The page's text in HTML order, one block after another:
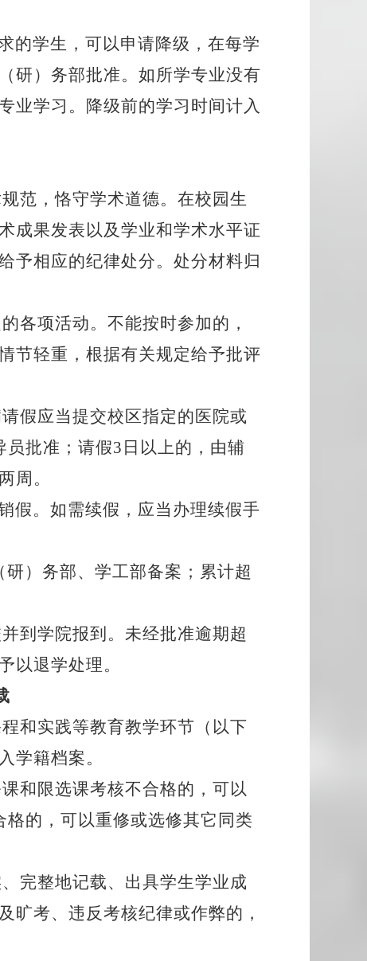
的学生，可以申请降级，在每学
研）务部批准。如所学专业没有
业学习。降级前的学习时间计入
范，恪守学术道德。在校园生
成果发表以及学业和学术水平证
予相应的纪律处分。处分材料归
各项活动。不能按时参加的，
节轻重，根据有关规定给予批评
假应当提交校区指定的医院或
员批准；请假3日以上的，由辅
周。
假。如需续假，应当办理续假手
研）务部、学工部备案；累计超
到学院报到。未经批准逾期超
以退学处理。
和实践等教育教学环节（以下
学籍档案。
和限选课考核不合格的，可以
的，可以重修或选修其它同类
完整地记载、出具学生学业成
旷考、违反考核纪律或作弊的，